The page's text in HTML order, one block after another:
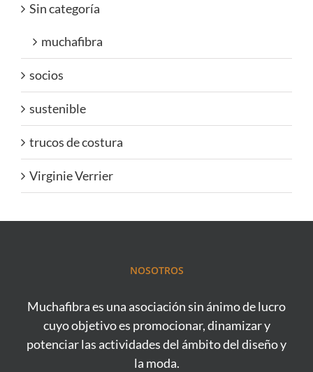
Sin categoría
muchafibra
socios
sustenible
trucos de costura
Virginie Verrier
NOSOTROS
Muchafibra es una asociación sin ánimo de lucro
cuyo objetivo es promocionar, dinamizar y
potenciar las actividades del ámbito del diseño y
la moda.